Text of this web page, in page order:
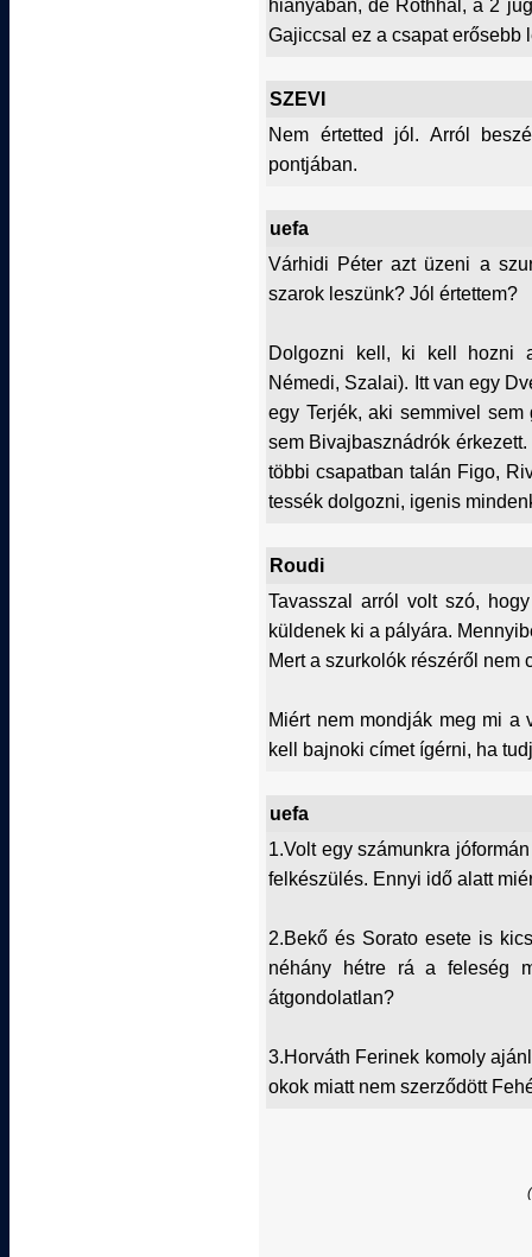
hiányában, de Róthhal, a 2
Gajiccsal ez a csapat erősebb
SZEVI
Nem értetted jól. Arról
pontjában.
uefa
Várhidi Péter azt üzeni a
szarok leszünk? Jól értettem?
Dolgozni kell, ki kell hozni
Némedi, Szalai). Itt van egy
egy Terjék, aki semmivel
sem Bivajbasznádrók
többi csapatban talán Figo,
tessék dolgozni, igenis
Roudi
Tavasszal arról volt szó,
küldenek ki a pályára.
Mert a szurkolók részéről nem
Miért nem mondják meg mi a
kell bajnoki címet ígérni, ha
uefa
1.Volt egy számunkra
felkészülés. Ennyi idő alatt
2.Bekő és Sorato esete is
néhány hétre rá a feleség
átgondolatlan?
3.Horváth Ferinek komoly
okok miatt nem szerződött